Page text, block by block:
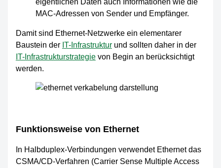
eigentlichen Daten auch Informationen wie die
MAC-Adressen von Sender und Empfänger.
Damit sind Ethernet-Netzwerke ein elementarer
Baustein der IT-Infrastrukturund sollten daher in der
IT-Infrastrukturstrategievon Begin an berücksichtigt
werden.
Funktionsweise von Ethernet
In Halbduplex-Verbindungen verwendet Ethernet das
CSMA/CD-Verfahren (Carrier Sense Multiple Access